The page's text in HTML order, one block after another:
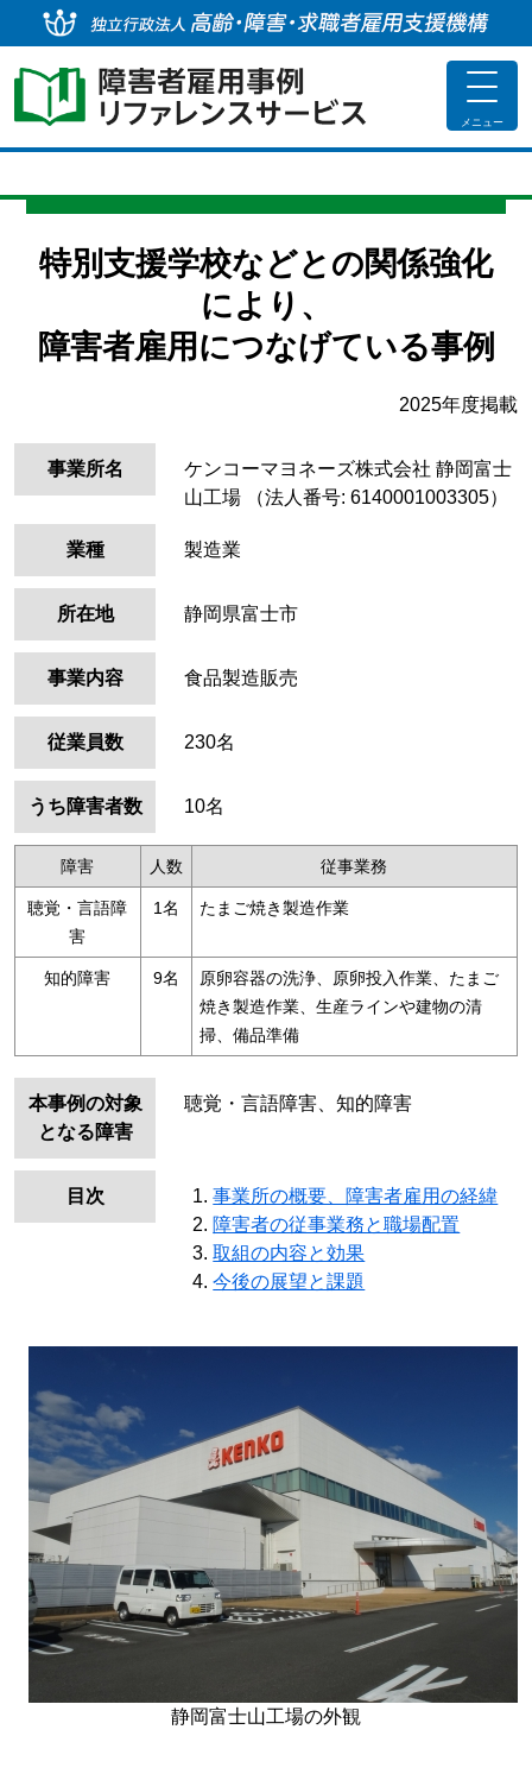
toggle
メニュー
特別支援学校などとの関係強化
により、
障害者雇用につなげている事例
2025年度掲載
事業所名
ケンコーマヨネーズ株式会社 静岡富士
山工場 （法人番号: 6140001003305）
業種 製造業
所在地 静岡県富士市
事業内容 食品製造販売
従業員数 230名
うち障害者数 10名
障害 人数 従事業務
聴覚・言語障
害
1名 たまご焼き製造作業
知的障害 9名
原卵容器の洗浄、原卵投入作業、たまご
焼き製造作業、生産ラインや建物の清
掃、備品準備
本事例の対象
となる障害
聴覚・言語障害、知的障害
目次
事業所の概要、障害者雇用の経緯
障害者の従事業務と職場配置
取組の内容と効果
今後の展望と課題
静岡富士山工場の外観